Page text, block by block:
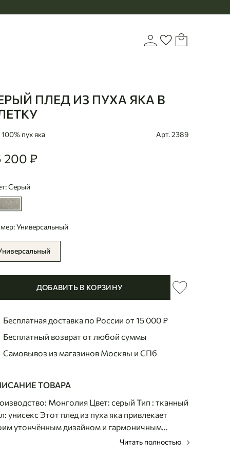
Войти или
Избранное
Корзина
ПЛЕД ИЗ ПУХА ЯКА В
100% пух яка Арт. 2389
200 ₽
Серый
Универсальный
ДОБАВИТЬ В КОРЗИНУ
Бесплатная доставка по России от 15 000 ₽
Бесплатный возвратот любой суммы
Самовывоз из магазинов Москвы и СПб
ТОВАРА
Монголия Цвет: серый Тип : тканный
унисекс Этот плед из пуха яка привлекает
утончённым дизайном и гармоничным
оттенков. Мягкий и приятный на ощупь,
Читать полностью